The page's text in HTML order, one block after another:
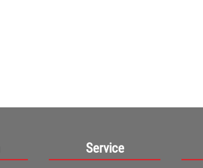
Service